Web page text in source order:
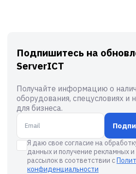
Подпишитесь на
ServerICT
Получайте информацию о
оборудования, спецусловиях и
для бизнеса.
Я даю свое согласие на
данных и получение рекламных
рассылок в соответствии с
конфиденциальности